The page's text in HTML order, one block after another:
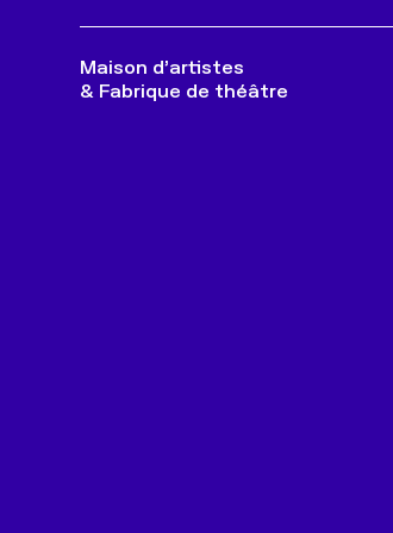
Maison d’artistes
& Fabrique de théâtre